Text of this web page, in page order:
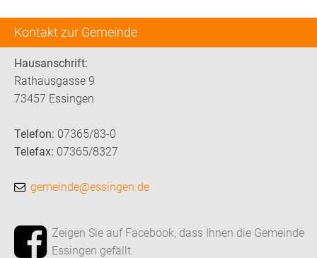
Kontakt zur Gemeinde
Hausanschrift:
Rathausgasse 9
73457 Essingen
Telefon: 07365/83-0
Telefax: 07365/8327
gemeinde@essingen.de
Zeigen Sie auf Facebook, dass Ihnen die Gemeinde
Essingen gefällt.